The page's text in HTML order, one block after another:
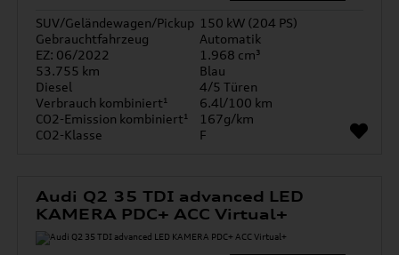
SUV/Geländewagen/Pickup 150 kW (204 PS)
Gebrauchtfahrzeug
Automatik
EZ: 06/2022
1.968 cm³
53.755 km
Blau
Diesel
4/5 Türen
Verbrauch kombiniert¹
6.4l/100 km
CO2-Emission kombiniert¹
167g/km
CO2-Klasse
F
Audi Q2 35 TDI advanced LED
KAMERA PDC+ ACC Virtual+